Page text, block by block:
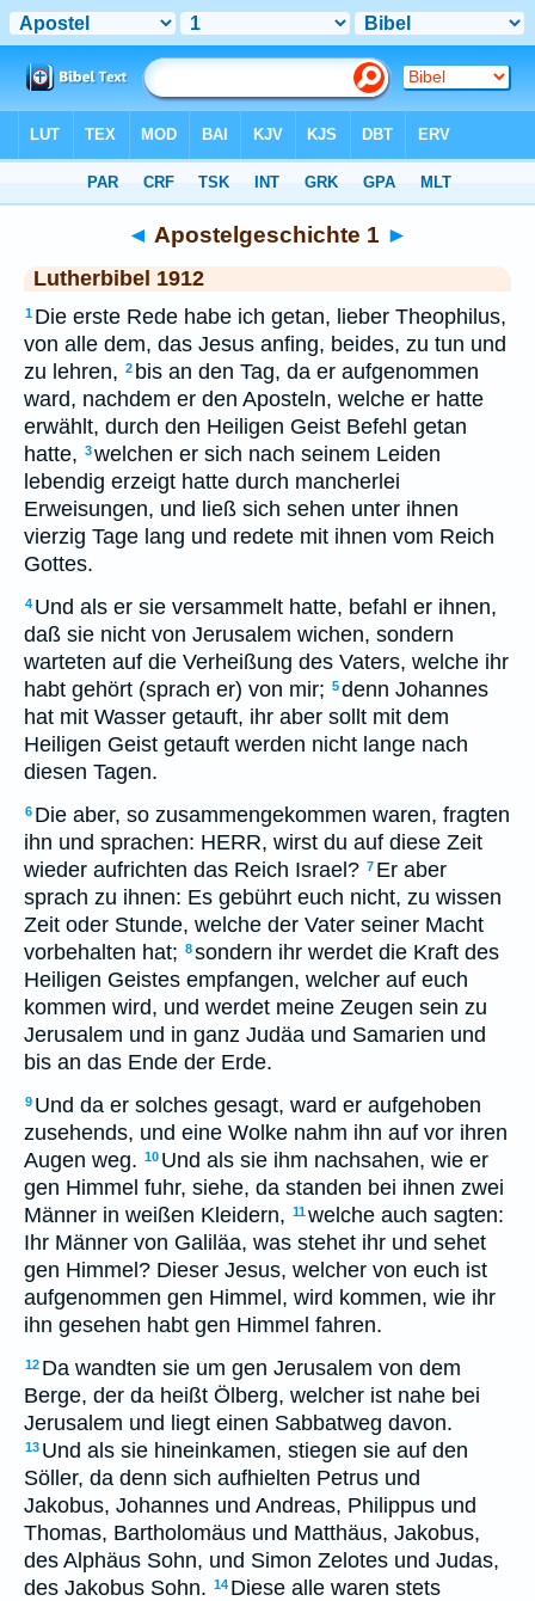
◄ Apostelgeschichte 1 ►
Lutherbibel 1912
1 Die erste Rede habe ich getan, lieber Theophilus,
von alle dem, das Jesus anfing, beides, zu tun und
zu lehren, 2 bis an den Tag, da er aufgenommen
ward, nachdem er den Aposteln, welche er hatte
erwählt, durch den Heiligen Geist Befehl getan
hatte, 3welchen er sich nach seinem Leiden
lebendig erzeigt hatte durch mancherlei
Erweisungen, und ließ sich sehen unter ihnen
vierzig Tage lang und redete mit ihnen vom Reich
Gottes.
4 Und als er sie versammelt hatte, befahl er ihnen,
daß sie nicht von Jerusalem wichen, sondern
warteten auf die Verheißung des Vaters, welche ihr
habt gehört (sprach er) von mir; 5denn Johannes
hat mit Wasser getauft, ihr aber sollt mit dem
Heiligen Geist getauft werden nicht lange nach
diesen Tagen.
6 Die aber, so zusammengekommen waren, fragten
ihn und sprachen: HERR, wirst du auf diese Zeit
wieder aufrichten das Reich Israel? 7 Er aber
sprach zu ihnen: Es gebührt euch nicht, zu wissen
Zeit oder Stunde, welche der Vater seiner Macht
vorbehalten hat; 8sondern ihr werdet die Kraft des
Heiligen Geistes empfangen, welcher auf euch
kommen wird, und werdet meine Zeugen sein zu
Jerusalem und in ganz Judäa und Samarien und
bis an das Ende der Erde.
9 Und da er solches gesagt, ward er aufgehoben
zusehends, und eine Wolke nahm ihn auf vor ihren
Augen weg. 10 Und als sie ihm nachsahen, wie er
gen Himmel fuhr, siehe, da standen bei ihnen zwei
Männer in weißen Kleidern, 11welche auch sagten:
Ihr Männer von Galiläa, was stehet ihr und sehet
gen Himmel? Dieser Jesus, welcher von euch ist
aufgenommen gen Himmel, wird kommen, wie ihr
ihn gesehen habt gen Himmel fahren.
12 Da wandten sie um gen Jerusalem von dem
Berge, der da heißt Ölberg, welcher ist nahe bei
Jerusalem und liegt einen Sabbatweg davon.
13 Und als sie hineinkamen, stiegen sie auf den
Söller, da denn sich aufhielten Petrus und
Jakobus, Johannes und Andreas, Philippus und
Thomas, Bartholomäus und Matthäus, Jakobus,
des Alphäus Sohn, und Simon Zelotes und Judas,
des Jakobus Sohn. 14 Diese alle waren stets